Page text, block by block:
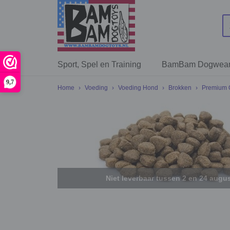
9,7
Sport, Spel en Training BamBam
Home › Voeding › Voeding Hond › Brokken › Premium
Niet leverbaar tussen 2 en 24